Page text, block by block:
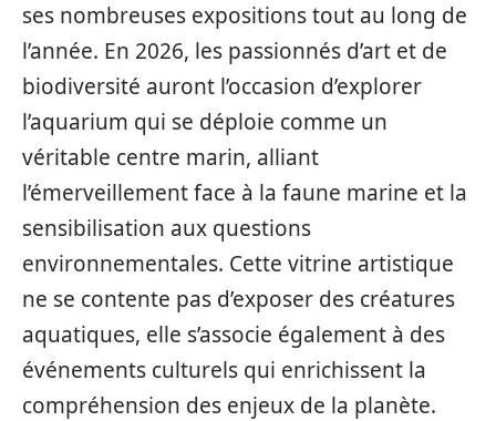
ses nombreuses expositions tout au long de
l’année. En 2026, les passionnés d’art et de
biodiversité auront l’occasion d’explorer
l’aquarium qui se déploie comme un
véritable centre marin, alliant
l’émerveillement face à la faune marine et la
sensibilisation aux questions
environnementales. Cette vitrine artistique
ne se contente pas d’exposer des créatures
aquatiques, elle s’associe également à des
événements culturels qui enrichissent la
compréhension des enjeux de la planète.